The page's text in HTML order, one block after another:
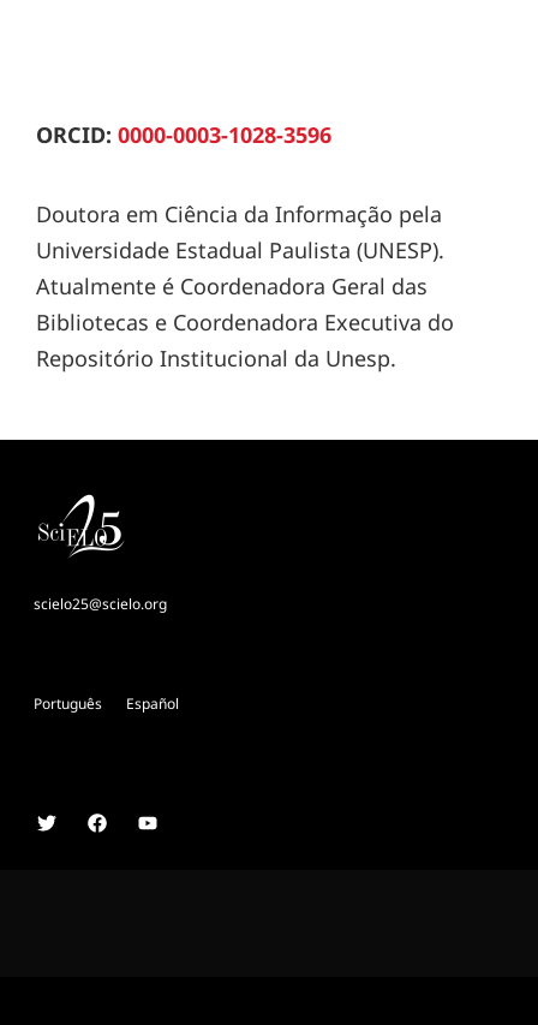
ORCID: 0000-0003-1028-3596
Doutora em Ciência da Informação pela
Universidade Estadual Paulista (UNESP).
Atualmente é Coordenadora Geral das
Bibliotecas e Coordenadora Executiva do
Repositório Institucional da Unesp.
scielo25@scielo.org
Português Español